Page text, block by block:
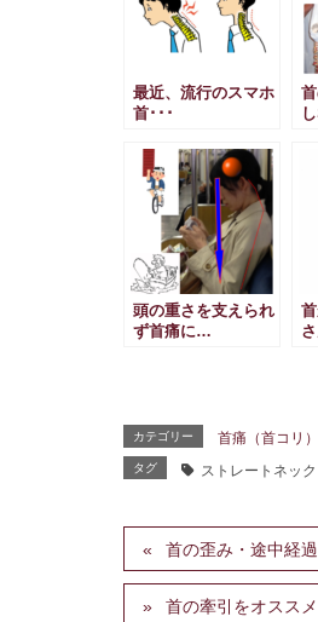
最近、流行のスマホ
首･･･
頭の重さを支えられ
ず首痛に…
カテゴリー 首痛（首コリ
タグ ストレートネック
首の歪み・途中経過
首の牽引をオスス